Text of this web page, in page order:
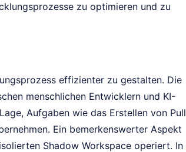
zu optimieren und zu
effizienter zu gestalten. Die
menschlichen Entwicklern und KI-
Aufgaben wie das Erstellen von Pull
Ein bemerkenswerter Aspekt
Shadow Workspace operiert. In